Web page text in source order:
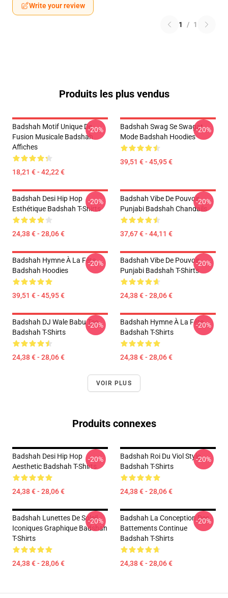
Write your review
1 / 1
Produits les plus vendus
Badshah Motif Unique De
Fusion Musicale Badshah
Affiches
18,21 € - 42,22 €
-20%
Badshah Swag Se Swagat
Mode Badshah Hoodies
39,51 € - 45,95 €
-20%
Badshah Desi Hip Hop
Esthétique Badshah T-Shirts
24,38 € - 28,06 €
-20%
Badshah Vibe De Pouvoir
Punjabi Badshah Chandails
37,67 € - 44,11 €
-20%
Badshah Hymne À La Fête
Badshah Hoodies
39,51 € - 45,95 €
-20%
Badshah Vibe De Pouvoir
Punjabi Badshah T-Shirts
24,38 € - 28,06 €
-20%
Badshah DJ Wale Babu Tee
Badshah T-Shirts
24,38 € - 28,06 €
-20%
Badshah Hymne À La Fête
Badshah T-Shirts
24,38 € - 28,06 €
-20%
VOIR PLUS
Produits connexes
Badshah Desi Hip Hop
Aesthetic Badshah T-Shirts
24,38 € - 28,06 €
-20%
Badshah Roi Du Viol Style
Badshah T-Shirts
24,38 € - 28,06 €
-20%
Badshah Lunettes De Soleil
Iconiques Graphique Badshah
T-Shirts
24,38 € - 28,06 €
-20%
Badshah La Conception Des
Battements Continue
Badshah T-Shirts
24,38 € - 28,06 €
-20%